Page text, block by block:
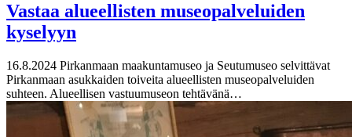
Vastaa alueellisten museopalveluiden
kyselyyn
16.8.2024 Pirkanmaan maakuntamuseo ja Seutumuseo selvittävat
Pirkanmaan asukkaiden toiveita alueellisten museopalveluiden
suhteen. Alueellisen vastuumuseon tehtävänä…